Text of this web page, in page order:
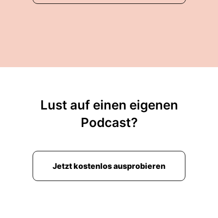
00:01:01: Also hast du selber denn auch schon
Krypto ins Portfolio gekauft?
00:01:04: Nein, noch nicht, aber es könnte noch
Lust auf einen eigenen
Podcast?
Jetzt kostenlos ausprobieren